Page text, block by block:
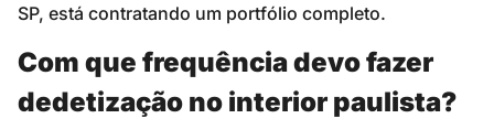
SP, está contratando um portfólio completo.
Com que frequência devo fazer
dedetização no interior paulista?